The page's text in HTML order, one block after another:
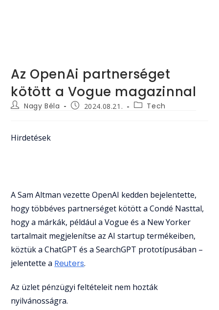
Az OpenAi partnerséget
kötött a Vogue magazinnal
PostNagy Béla
Post2024.08.21.
PostTech
Hirdetések
A Sam Altman vezette OpenAI kedden bejelentette,
hogy többéves partnerséget kötött a Condé Nasttal,
hogy a márkák, például a Vogue és a New Yorker
tartalmait megjelenítse az AI startup termékeiben,
köztük a ChatGPT és a SearchGPT prototípusában –
jelentette a Reuters.
Az üzlet pénzügyi feltételeit nem hozták
nyilvánosságra.